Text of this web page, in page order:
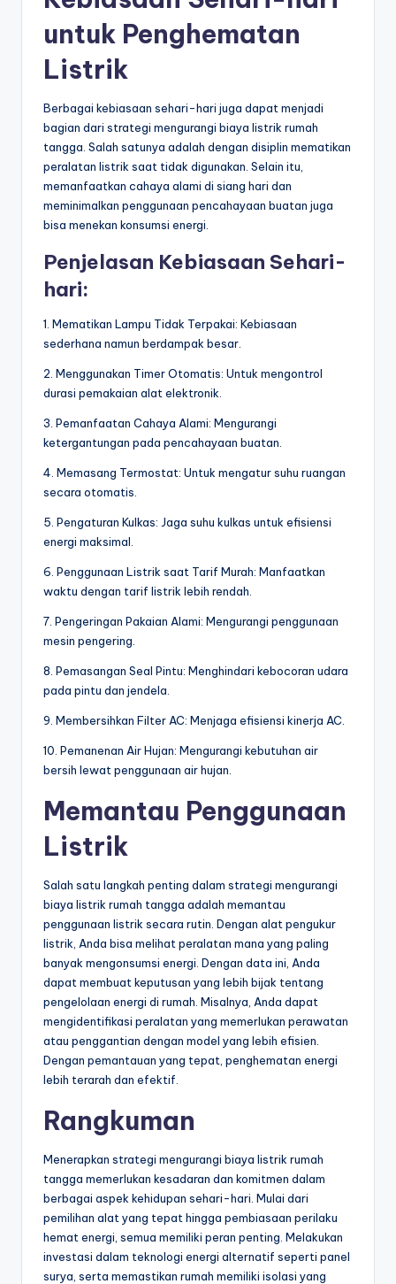
untuk Penghematan
Listrik
Berbagai kebiasaan sehari-hari juga dapat menjadi
bagian dari strategi mengurangi biaya listrik rumah
tangga. Salah satunya adalah dengan disiplin mematikan
peralatan listrik saat tidak digunakan. Selain itu,
memanfaatkan cahaya alami di siang hari dan
meminimalkan penggunaan pencahayaan buatan juga
bisa menekan konsumsi energi.
Penjelasan Kebiasaan Sehari-
hari:
1. Mematikan Lampu Tidak Terpakai: Kebiasaan
sederhana namun berdampak besar.
2. Menggunakan Timer Otomatis: Untuk mengontrol
durasi pemakaian alat elektronik.
3. Pemanfaatan Cahaya Alami: Mengurangi
ketergantungan pada pencahayaan buatan.
4. Memasang Termostat: Untuk mengatur suhu ruangan
secara otomatis.
5. Pengaturan Kulkas: Jaga suhu kulkas untuk efisiensi
energi maksimal.
6. Penggunaan Listrik saat Tarif Murah: Manfaatkan
waktu dengan tarif listrik lebih rendah.
7. Pengeringan Pakaian Alami: Mengurangi penggunaan
mesin pengering.
8. Pemasangan Seal Pintu: Menghindari kebocoran udara
pada pintu dan jendela.
9. Membersihkan Filter AC: Menjaga efisiensi kinerja AC.
10. Pemanenan Air Hujan: Mengurangi kebutuhan air
bersih lewat penggunaan air hujan.
Memantau Penggunaan
Listrik
Salah satu langkah penting dalam strategi mengurangi
biaya listrik rumah tangga adalah memantau
penggunaan listrik secara rutin. Dengan alat pengukur
listrik, Anda bisa melihat peralatan mana yang paling
banyak mengonsumsi energi. Dengan data ini, Anda
dapat membuat keputusan yang lebih bijak tentang
pengelolaan energi di rumah. Misalnya, Anda dapat
mengidentifikasi peralatan yang memerlukan perawatan
atau penggantian dengan model yang lebih efisien.
Dengan pemantauan yang tepat, penghematan energi
lebih terarah dan efektif.
Rangkuman
Menerapkan strategi mengurangi biaya listrik rumah
tangga memerlukan kesadaran dan komitmen dalam
berbagai aspek kehidupan sehari-hari. Mulai dari
pemilihan alat yang tepat hingga pembiasaan perilaku
hemat energi, semua memiliki peran penting. Melakukan
investasi dalam teknologi energi alternatif seperti panel
surya, serta memastikan rumah memiliki isolasi yang